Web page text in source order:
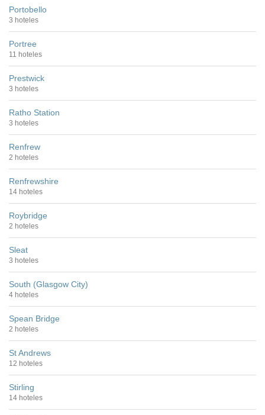
Portobello
3 hoteles
Portree
11 hoteles
Prestwick
3 hoteles
Ratho Station
3 hoteles
Renfrew
2 hoteles
Renfrewshire
14 hoteles
Roybridge
2 hoteles
Sleat
3 hoteles
South (Glasgow City)
4 hoteles
Spean Bridge
2 hoteles
St Andrews
12 hoteles
Stirling
14 hoteles